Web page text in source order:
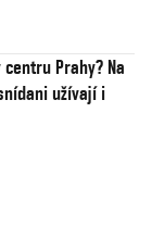
Prahy? Na
užívají i